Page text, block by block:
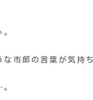
市郎の言葉が気持ち